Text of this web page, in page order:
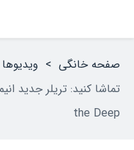
صفحه خانگی > ویدیوها
the Deep